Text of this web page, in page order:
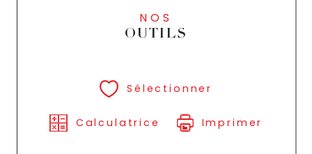
NOS
OUTILS
Sélectionner
Calculatrice Imprimer